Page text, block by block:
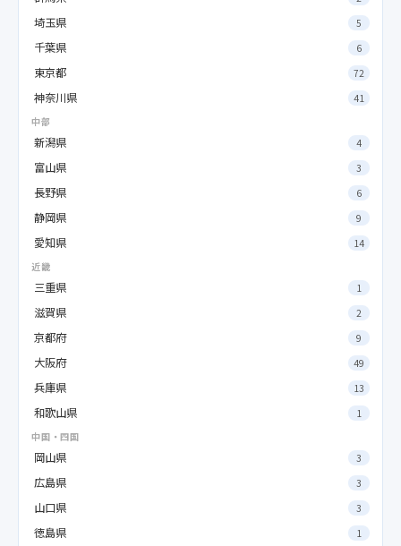
埼玉県 5
千葉県 6
東京都 72
神奈川県
41
中部
新潟県 4
富山県 3
長野県 6
静岡県 9
愛知県
14
近畿
三重県 1
滋賀県 2
京都府 9
大阪府 49
兵庫県 13
和歌山県
1
中国・四国
岡山県 3
広島県 3
山口県 3
徳島県 1